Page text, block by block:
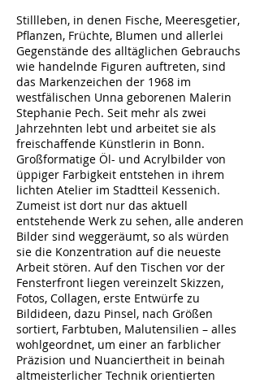
Stillleben, in denen Fische, Meeresgetier,
Pflanzen, Früchte, Blumen und allerlei
Gegenstände des alltäglichen Gebrauchs
wie handelnde Figuren auftreten, sind
das Markenzeichen der 1968 im
westfälischen Unna geborenen Malerin
Stephanie Pech. Seit mehr als zwei
Jahrzehnten lebt und arbeitet sie als
freischaffende Künstlerin in Bonn.
Großformatige Öl- und Acrylbilder von
üppiger Farbigkeit entstehen in ihrem
lichten Atelier im Stadtteil Kessenich.
Zumeist ist dort nur das aktuell
entstehende Werk zu sehen, alle anderen
Bilder sind weggeräumt, so als würden
sie die Konzentration auf die neueste
Arbeit stören. Auf den Tischen vor der
Fensterfront liegen vereinzelt Skizzen,
Fotos, Collagen, erste Entwürfe zu
Bildideen, dazu Pinsel, nach Größen
sortiert, Farbtuben, Malutensilien – alles
wohlgeordnet, um einer an farblicher
Präzision und Nuanciertheit in beinah
altmeisterlicher Technik orientierten